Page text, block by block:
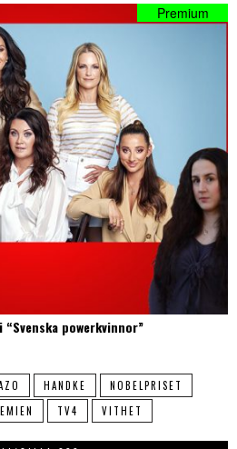
powerkvinnor”
HANDKE
NOBELPRISET
TV4 VITHET